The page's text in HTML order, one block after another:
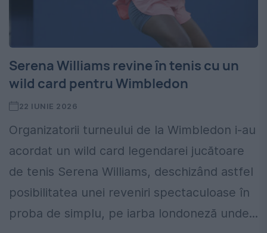
Serena Williams revine în tenis cu un
wild card pentru Wimbledon
22 IUNIE 2026
Organizatorii turneului de la Wimbledon i-au
acordat un wild card legendarei jucătoare
de tenis Serena Williams, deschizând astfel
posibilitatea unei reveniri spectaculoase în
proba de simplu, pe iarba londoneză unde...